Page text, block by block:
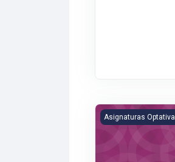
Ruralidades y
Asignaturas